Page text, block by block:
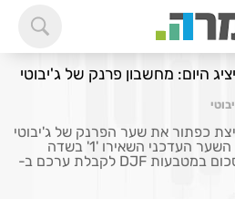
היום: מחשבון פרנק של ג'יבוטי
כפתור את שער הפרנק של ג'יבוטי
היציג היום בשקלים. להצגת השער העדכני השאירו '1' בשדה
המציין את הכמות או הזינו סכום במטבעות DJF לקבלת ערכם ב-